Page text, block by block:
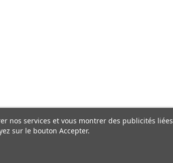
nos services et vous montrer des publicités
sur le bouton Accepter.